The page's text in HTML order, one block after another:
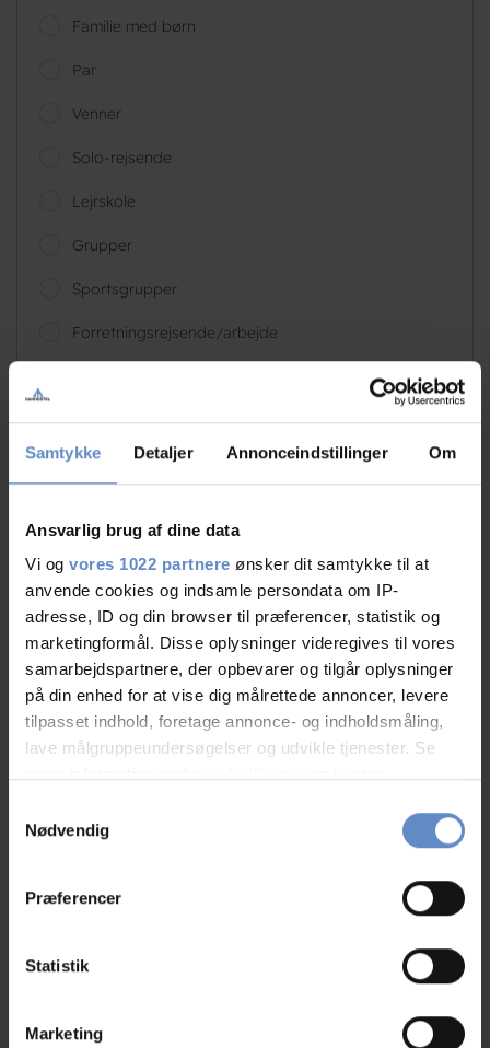
Samtykke Detaljer Annonceindstillinger Om
Ansvarlig brug af dine data
Vi og vores 1022 partnere ønsker dit samtykke til at
anvende cookies og indsamle persondata om IP-
adresse, ID og din browser til præferencer, statistik og
marketingformål. Disse oplysninger videregives til vores
samarbejdspartnere, der opbevarer og tilgår oplysninger
på din enhed for at vise dig målrettede annoncer, levere
tilpasset indhold, foretage annonce- og indholdsmåling,
lave målgruppeundersøgelser og udvikle tjenester. Se
tilbage eller ændre indstillinger fra vores
"Cookiedeklaration", eller ved at trykke på "Privacy
Indsamle præcise oplysninger om din placering,
Identificere din enhed baseret på en scanning af
dens unikke karakteristika (fingerprinting)
Nødvendig
Præferencer
Statistik
Marketing
Familie med børn
Par
Venner
Solo-rejsende
Lejrskole
Grupper
Sportsgrupper
Forretningsrejsende/arbejde
Merete
8,75 ud af 10
Camilla
Forretningsrejsende/arbejde, DK
05.Aug.2026
8,50 ud af 10
Kunne godt bruge et vandglas på værelset. Ellers er det
fint.
N/A